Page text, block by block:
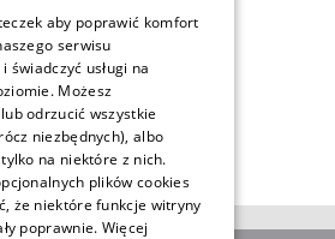
aby poprawić komfort
serwisu
świadczyć usługi na
Możesz
odrzucić wszystkie
niezbędnych), albo
na niektóre z nich.
plików cookies
że niektóre funkcje witryny
poprawnie. Więcej